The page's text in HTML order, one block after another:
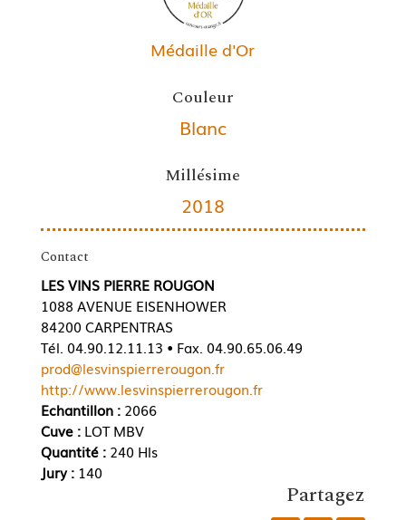
Médaille d'Or
Couleur
Blanc
Millésime
2018
Contact
LES VINS PIERRE ROUGON
1088 AVENUE EISENHOWER
84200 CARPENTRAS
Tél. 04.90.12.11.13 • Fax. 04.90.65.06.49
prod@lesvinspierrerougon.fr
http://www.lesvinspierrerougon.fr
Echantillon :2066
Cuve : LOT MBV
Quantité : 240 Hls
Jury : 140
Partagez